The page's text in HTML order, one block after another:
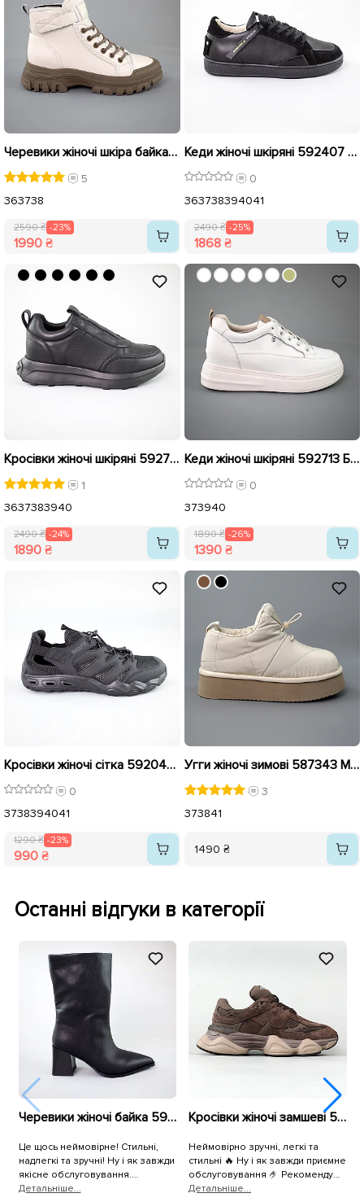
Черевики жіночі шкіра байка 592915 Молочні розпродаж
5
363738
2590 ₴ -23%
1990 ₴
Кеди жіночі шкіряні 592407 Чорні розпродаж
0
363738394041
2490 ₴ -25%
1868 ₴
Кросівки жіночі шкіряні 592714 Чорні розпродаж
1
3637383940
2490 ₴ -24%
1890 ₴
Кеди жіночі шкіряні 592713 Білі розпродаж
0
373940
1890 ₴ -26%
1390 ₴
Кросівки жіночі сітка 592040 Чорні розпродаж
0
3738394041
1290 ₴ -23%
990 ₴
Угги жіночі зимові 587343 Молочні
3
373841
1490 ₴
Останні відгуки в категорії
Черевики жіночі байка 592946 Чорні
Це щось неймовірне! Стильні,
надлегкі та зручні! Ну і як завжди
якісне обслуговування.
Рекомендую!
Детальнiше...
Кросівки жіночі замшеві 595994 Коричневі
Неймовірно зручні, легкі та
стильні 🔥 Ну і як завжди приємне
обслуговування 🤌 Рекомендую
💪
Детальнiше...